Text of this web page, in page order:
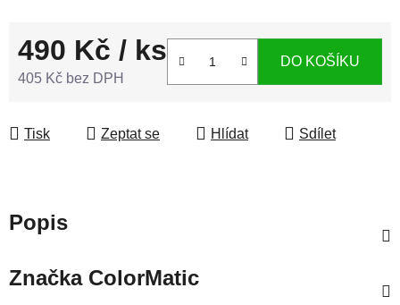
490 Kč / ks
405 Kč bez DPH
DO KOŠÍKU
Tisk Zeptat se Hlídat Sdílet
Popis
ZnačkaColorMatic